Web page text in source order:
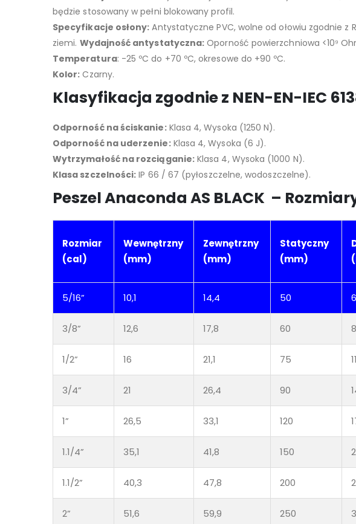
będzie stosowany w pełni blokowany profil.
Specyfikacje osłony: Antystatyczne PVC, wolne od ołowiu zgodnie z
ziemi. Wydajność antystatyczna: Oporność powierzchniowa <10⁹
Temperatura: -25 ºC do +70 ºC, okresowe do +90 ºC.
Kolor: Czarny.
Klasyfikacja zgodnie z NEN-EN-IEC
Odporność na ściskanie:Klasa 4, Wysoka (1250 N).
Odporność na uderzenie:Klasa 4, Wysoka (6 J).
Wytrzymałość na rozciąganie:Klasa 4, Wysoka (1000 N).
Klasa szczelności: IP 66 / 67 (pyłoszczelne, wodoszczelne).
Peszel Anaconda AS BLACK –
Rozmiar
(cal)
Wewnętrzny
(mm)
Zewnętrzny
(mm)
Statyczny
(mm)
5/16” 10,1 14,4 50
3/8” 12,6 17,8 60
1/2” 16 21,1 75
3/4” 21 26,4 90
1” 26,5 33,1 120
1.1/4” 35,1 41,8 150
1.1/2” 40,3 47,8 200
2” 51,6 59,9 250